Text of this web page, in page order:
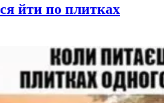
йти по плитках